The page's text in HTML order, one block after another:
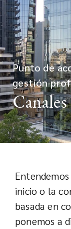
Punto de
gestión
inicio o la
basada en
ponemos a